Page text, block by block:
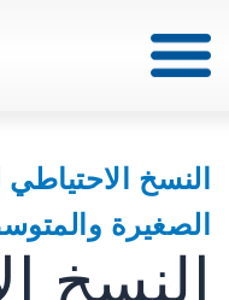
النسخ
الصغيرة
النسخ